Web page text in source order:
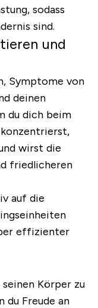
sodass
sind.
und
Symptome von
deinen
du dich beim
konzentrierst,
wirst die
friedlicheren
auf die
effizienter
Körper zu
du Freude an